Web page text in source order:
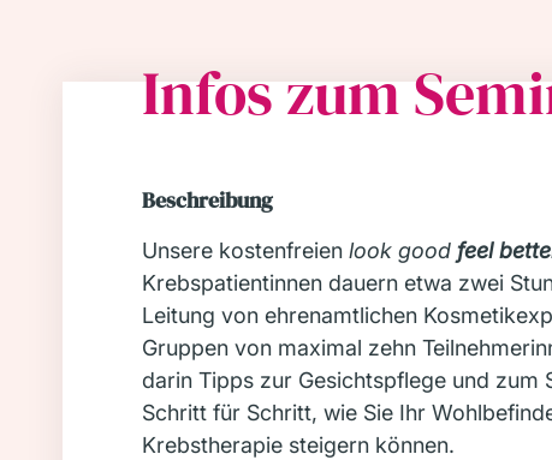
Infos zum
Beschreibung
Unsere kostenfreien look good feel
Krebspatientinnen dauern etwa zwei
Leitung von ehrenamtlichen
Gruppen von maximal zehn
darin Tipps zur Gesichtspflege und zum
Schritt für Schritt, wie Sie Ihr
Krebstherapie steigern können.